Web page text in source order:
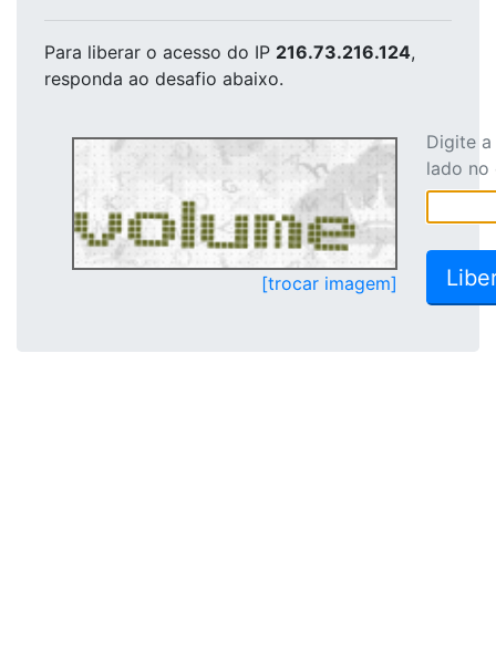
Para liberar o acesso do IP 216.73.216.124,
responda ao desafio abaixo.
[trocar imagem]
Digite
lado no